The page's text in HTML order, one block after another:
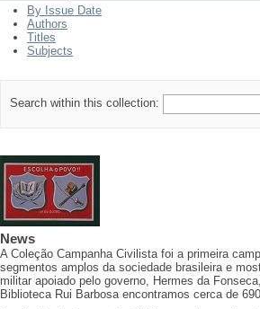
By Issue Date
Authors
Titles
Subjects
Search within this collection:
News
A Coleção Campanha Civilista foi a primeira
segmentos amplos da sociedade brasileira e
militar apoiado pelo governo, Hermes da
Biblioteca Rui Barbosa encontramos cerca de